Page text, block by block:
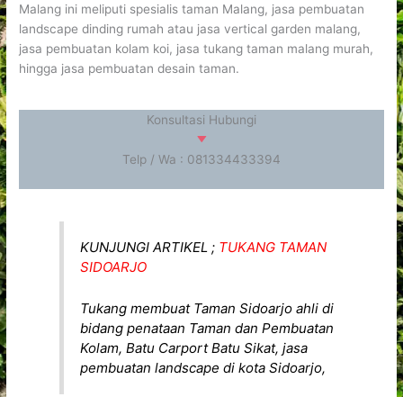
Malang ini meliputi spesialis taman Malang, jasa pembuatan
landscape dinding rumah atau jasa vertical garden malang,
jasa pembuatan kolam koi, jasa tukang taman malang murah,
hingga jasa pembuatan desain taman.
Konsultasi Hubungi
Telp / Wa : 081334433394
KUNJUNGI ARTIKEL ; TUKANG TAMAN
SIDOARJO
Tukang membuat Taman Sidoarjo ahli di
bidang penataan Taman dan Pembuatan
Kolam, Batu Carport Batu Sikat, jasa
pembuatan landscape di kota Sidoarjo,